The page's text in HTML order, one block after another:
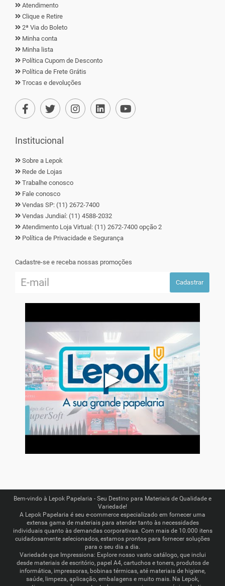
Atendimento
Clique e Retire
2ª Via do Boleto
Minha conta
Minha lista
Política Cupom de Desconto
Política de Frete Grátis
Trocas e devoluções
Institucional
Sobre a Lepok
Rede de Lojas
Trabalhe conosco
Fale conosco
Vendas SP: (11) 2672-7400
Vendas Jundiaí: (11) 4588-2032
Atendimento Loja Virtual: (11) 2672-7400 opção 2
Política de Privacidade e Segurança
Cadastre-se e receba nossas promoções
Cadastrar
▶
Bem-vindo à Lepok Papelaria - Seu Destino para Materiais de Qualidade e
Variedade!
A Lepok Papelaria é seu e-commerce especializado em fornecer uma
extensa gama de materiais para atender tanto às necessidades
individuais quanto às demandas corporativas. Com mais de 10.000 itens
cuidadosamente selecionados, estamos prontos para fornecer soluções
para o seu dia a dia.
Variedade que Impressiona: Explore nosso vasto catálogo, que inclui
desde materiais de escritório, papel A4, cartuchos e toners, produtos de
informática, impressoras, bobinas térmicas, até materiais de higiene,
saúde, limpeza, aplicação, embalagens e muito mais. Na Lepok,